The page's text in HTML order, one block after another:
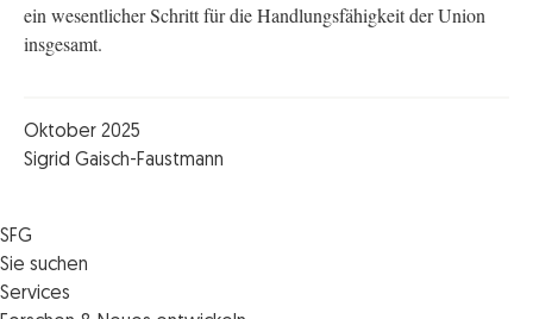
ein wesentlicher Schritt für die Handlungsfähigkeit der Union
insgesamt.
Oktober 2025
Sigrid Gaisch-Faustmann
SFG
Die SFG
Jobs
Sie suchen
Förderungen
Services